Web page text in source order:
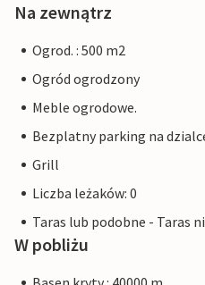
Na zewnątrz
Ogrod. : 500 m2
Ogród ogrodzony
Meble ogrodowe.
Bezplatny parking na
Grill
Liczba leżaków: 0
Taras lub podobne - Taras
W pobliżu